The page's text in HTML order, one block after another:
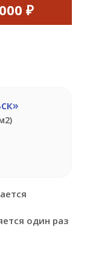
₽
один раз